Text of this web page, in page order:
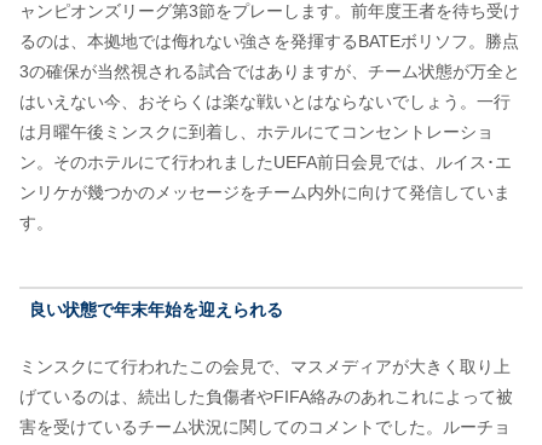
ャンピオンズリーグ第3節をプレーします。前年度王者を待ち受け
るのは、本拠地では侮れない強さを発揮するBATEボリソフ。勝点
3の確保が当然視される試合ではありますが、チーム状態が万全と
はいえない今、おそらくは楽な戦いとはならないでしょう。一行
は月曜午後ミンスクに到着し、ホテルにてコンセントレーショ
ン。そのホテルにて行われましたUEFA前日会見では、ルイス･エ
ンリケが幾つかのメッセージをチーム内外に向けて発信していま
す。
良い状態で年末年始を迎えられる
ミンスクにて行われたこの会見で、マスメディアが大きく取り上
げているのは、続出した負傷者やFIFA絡みのあれこれによって被
害を受けているチーム状況に関してのコメントでした。ルーチョ